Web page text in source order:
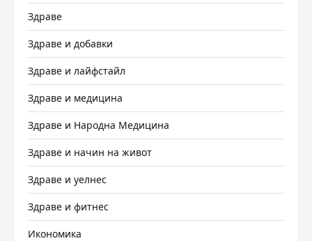
Здраве
Здраве и добавки
Здраве и лайфстайл
Здраве и медицина
Здраве и Народна Медицина
Здраве и начин на живот
Здраве и уелнес
Здраве и фитнес
Икономика